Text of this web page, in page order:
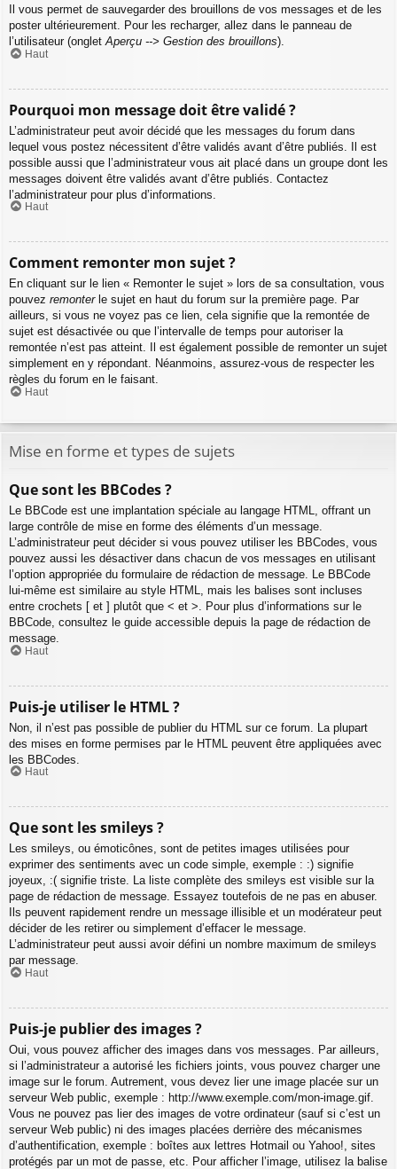
Il vous permet de sauvegarder des brouillons de vos messages et de les
poster ultérieurement. Pour les recharger, allez dans le panneau de
l’utilisateur (ongletAperçu --> Gestion des brouillons).
Haut
Pourquoi mon message doit être validé ?
L’administrateur peut avoir décidé que les messages du forum dans
lequel vous postez nécessitent d’être validés avant d’être publiés. Il est
possible aussi que l’administrateur vous ait placé dans un groupe dont les
messages doivent être validés avant d’être publiés. Contactez
l’administrateur pour plus d’informations.
Haut
Comment remonter mon sujet ?
En cliquant sur le lien « Remonter le sujet » lors de sa consultation, vous
pouvez remonterle sujet en haut du forum sur la première page. Par
ailleurs, si vous ne voyez pas ce lien, cela signifie que la remontée de
sujet est désactivée ou que l’intervalle de temps pour autoriser la
remontée n’est pas atteint. Il est également possible de remonter un sujet
simplement en y répondant. Néanmoins, assurez-vous de respecter les
règles du forum en le faisant.
Haut
Mise en forme et types de sujets
Que sont les BBCodes ?
Le BBCode est une implantation spéciale au langage HTML, offrant un
large contrôle de mise en forme des éléments d’un message.
L’administrateur peut décider si vous pouvez utiliser les BBCodes, vous
pouvez aussi les désactiver dans chacun de vos messages en utilisant
l’option appropriée du formulaire de rédaction de message. Le BBCode
lui-même est similaire au style HTML, mais les balises sont incluses
entre crochets [ et ] plutôt que < et >. Pour plus d’informations sur le
BBCode, consultez le guide accessible depuis la page de rédaction de
message.
Haut
Puis-je utiliser le HTML ?
Non, il n’est pas possible de publier du HTML sur ce forum. La plupart
des mises en forme permises par le HTML peuvent être appliquées avec
les BBCodes.
Haut
Que sont les smileys ?
Les smileys, ou émoticônes, sont de petites images utilisées pour
exprimer des sentiments avec un code simple, exemple : :) signifie
joyeux, :( signifie triste. La liste complète des smileys est visible sur la
page de rédaction de message. Essayez toutefois de ne pas en abuser.
Ils peuvent rapidement rendre un message illisible et un modérateur peut
décider de les retirer ou simplement d’effacer le message.
L’administrateur peut aussi avoir défini un nombre maximum de smileys
par message.
Haut
Puis-je publier des images ?
Oui, vous pouvez afficher des images dans vos messages. Par ailleurs,
si l’administrateur a autorisé les fichiers joints, vous pouvez charger une
image sur le forum. Autrement, vous devez lier une image placée sur un
serveur Web public, exemple : http://www.exemple.com/mon-image.gif.
Vous ne pouvez pas lier des images de votre ordinateur (sauf si c’est un
serveur Web public) ni des images placées derrière des mécanismes
d’authentification, exemple : boîtes aux lettres Hotmail ou Yahoo!, sites
protégés par un mot de passe, etc. Pour afficher l’image, utilisez la balise